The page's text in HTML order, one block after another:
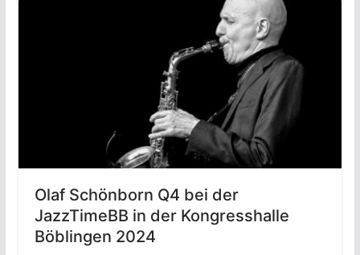
Olaf Schönborn Q4 bei der
JazzTimeBB in der Kongresshalle
Böblingen 2024